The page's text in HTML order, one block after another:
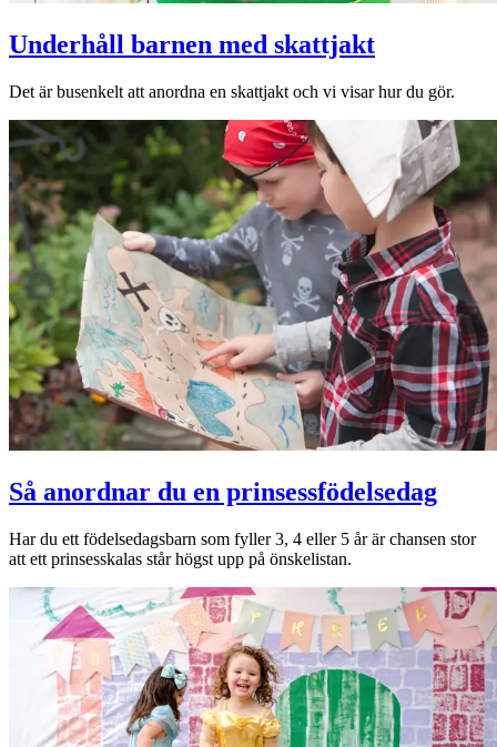
Underhåll barnen med skattjakt
Det är busenkelt att anordna en skattjakt och vi visar hur du gör.
Så anordnar du en prinsessfödelsedag
Har du ett födelsedagsbarn som fyller 3, 4 eller 5 år är chansen stor
att ett prinsesskalas står högst upp på önskelistan.